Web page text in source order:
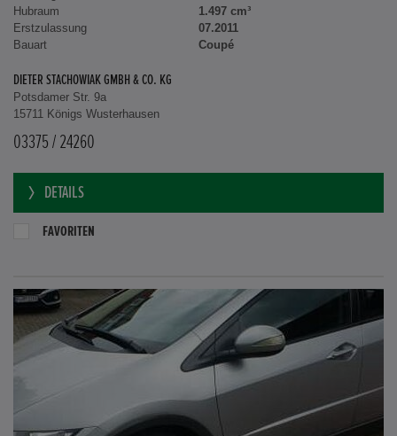
Hubraum
1.497 cm³
Erstzulassung
07.2011
Bauart
Coupé
DIETER STACHOWIAK GMBH & CO. KG
Potsdamer Str. 9a
15711 Königs Wusterhausen
03375 / 24260
DETAILS
FAVORITEN